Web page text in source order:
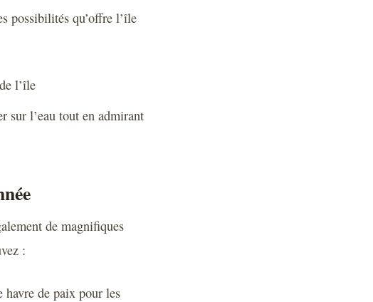
possibilités qu’offre l’île
l’île
sur l’eau tout en admirant
de magnifiques
:
de paix pour les